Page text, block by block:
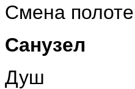
Смена
Санузел
Душ